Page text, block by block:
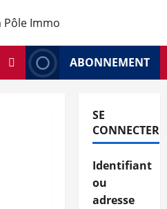
ABONNEMENT
SE
CONNECTER
Identifiant
ou
adresse